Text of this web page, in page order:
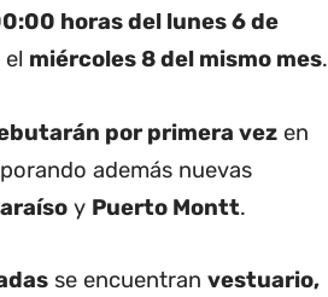
horas del lunes 6 de
miércoles 8 del mismo mes.
por primera vez en
además nuevas
y Puerto Montt.
se encuentran vestuario,